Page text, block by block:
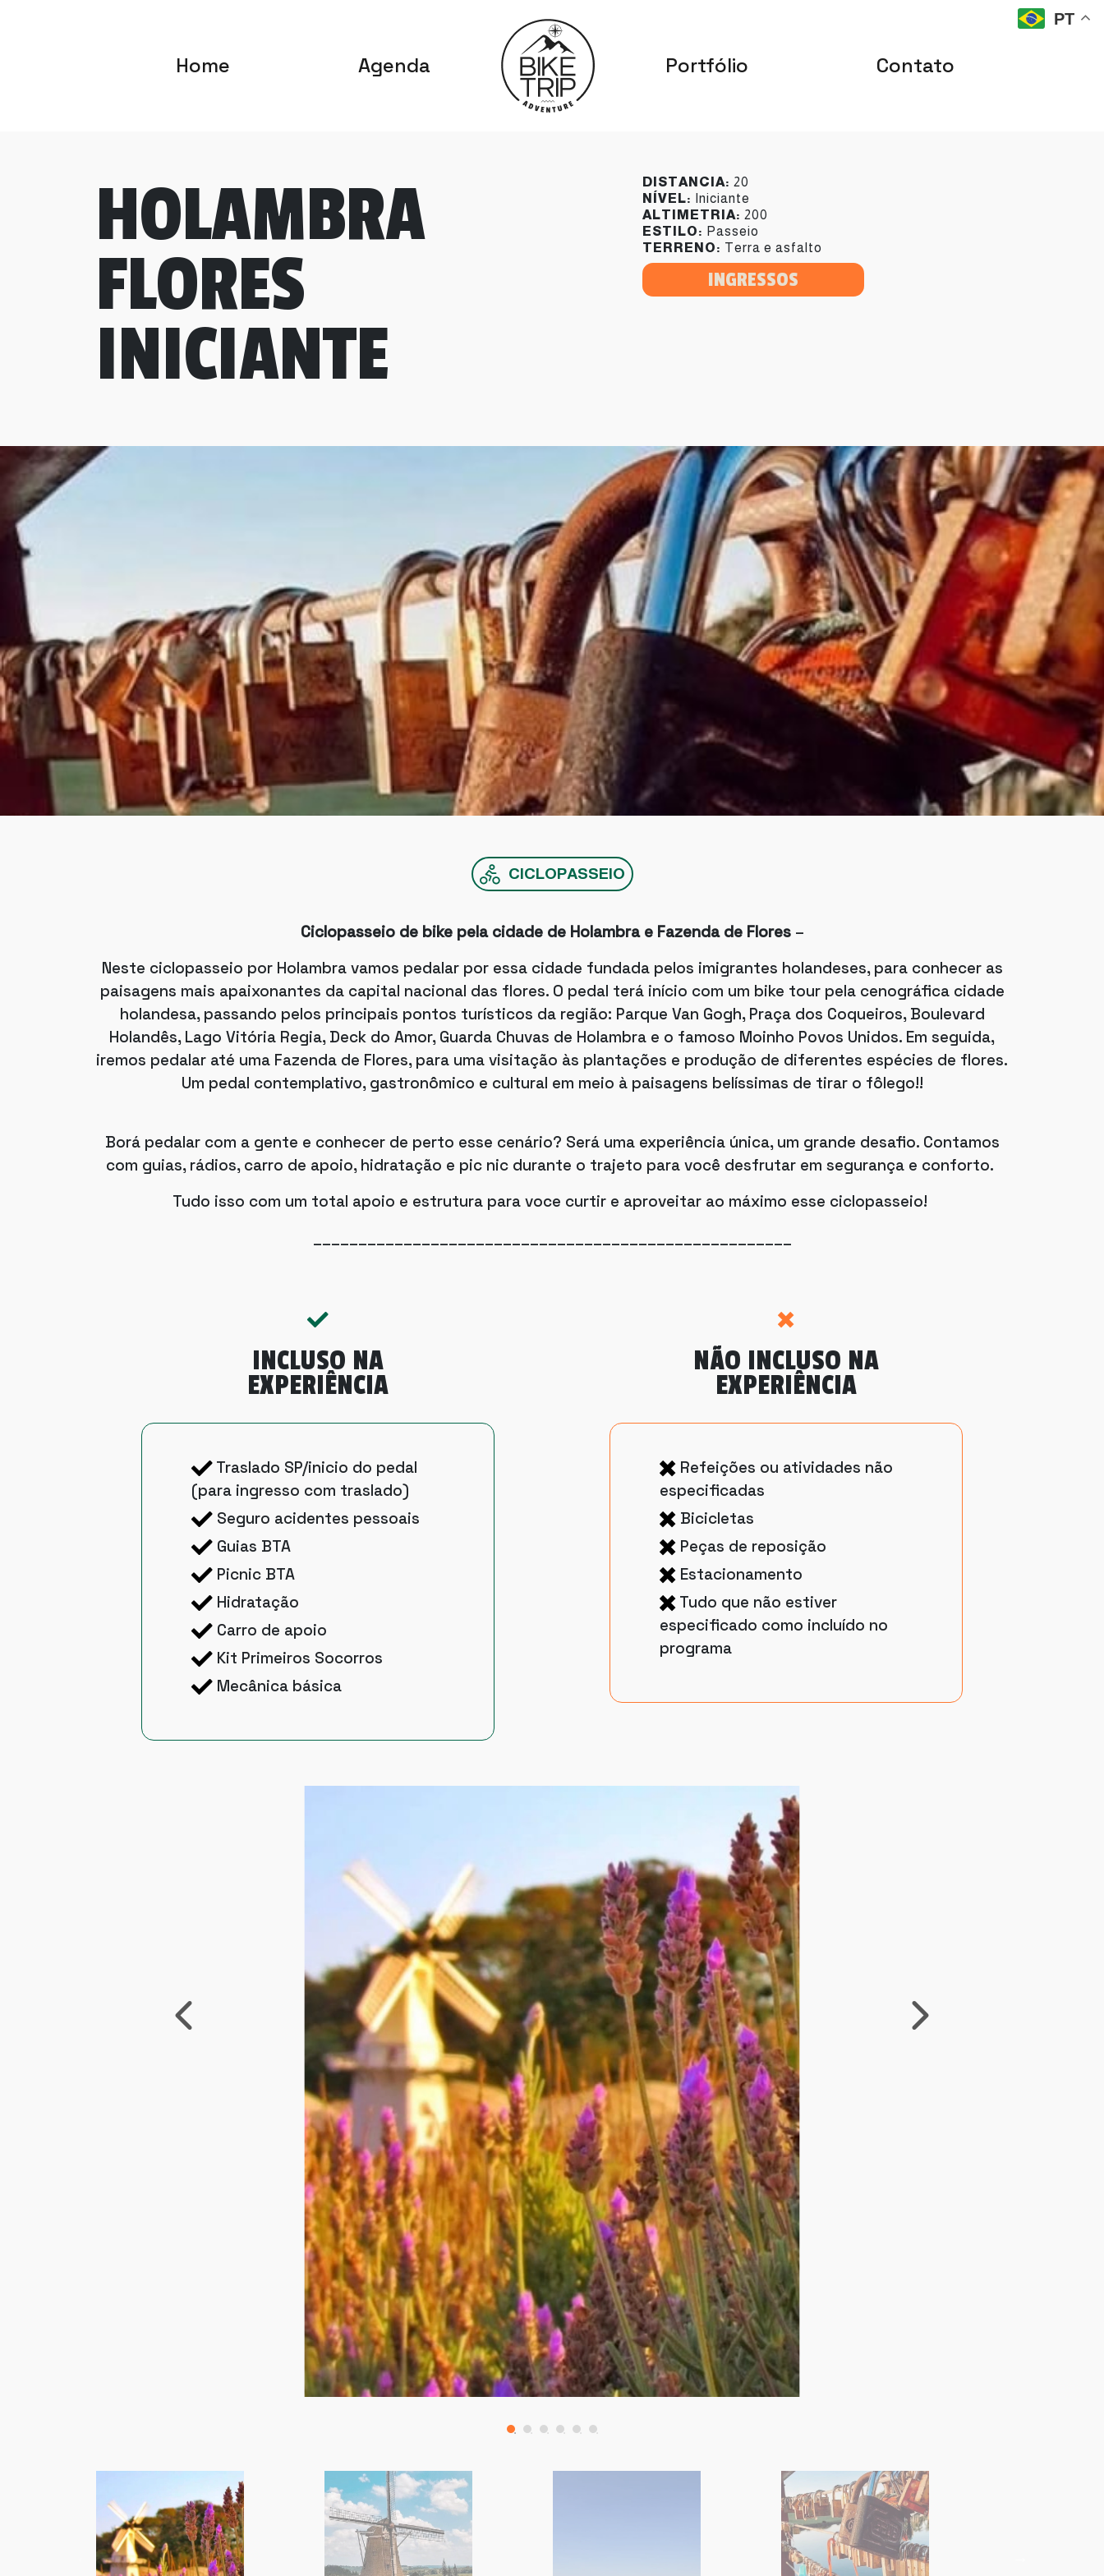
PT
Home Agenda Portfólio Contato
HOLAMBRA
FLORES
INICIANTE
DISTANCIA: 20
NÍVEL:
Iniciante
ALTIMETRIA: 200
ESTILO: Passeio
TERRENO: Terra e asfalto
INGRESSOS
CICLOPASSEIO
Ciclopasseio de bike pela cidade de Holambra e Fazenda de Flores–
Neste ciclopasseio por Holambra vamos pedalar por essa cidade fundada pelos imigrantes holandeses, para conhecer as
paisagens mais apaixonantes da capital nacional das flores. O pedal terá início com um bike tour pela cenográfica cidade
holandesa, passando pelos principais pontos turísticos da região: Parque Van Gogh, Praça dos Coqueiros, Boulevard
Holandês, Lago Vitória Regia, Deck do Amor, Guarda Chuvas de Holambra e o famoso Moinho Povos Unidos. Em seguida,
iremos pedalar até uma Fazenda de Flores, para uma visitação às plantações e produção de diferentes espécies de flores.
Um pedal contemplativo, gastronômico e cultural em meio à paisagens belíssimas de tirar o fôlego!!
Borá pedalar com a gente e conhecer de perto esse cenário? Será uma experiência única, um grande desafio. Contamos
com guias, rádios, carro de apoio, hidratação e pic nic durante o trajeto para você desfrutar em segurança e conforto.
Tudo isso com um total apoio e estrutura para voce curtir e aproveitar ao máximo esse ciclopasseio!
INCLUSO NA
EXPERIÊNCIA
Traslado SP/inicio do pedal
(para ingresso com traslado)
Seguro acidentes pessoais
Guias BTA
Picnic BTA
Hidratação
Carro de apoio
Kit Primeiros Socorros
Mecânica básica
NÃO INCLUSO NA
EXPERIÊNCIA
Refeições ou atividades não
especificadas
Bicicletas
Peças de reposição
Estacionamento
Tudo que não estiver
especificado como incluído no
programa